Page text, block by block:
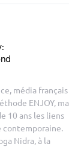
média français
ENJOY, ma
10 ans les liens
contemporaine.
Nidra, à la